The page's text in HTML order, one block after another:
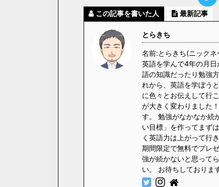
この記事を書いた人 最新記事
とらきち
名前:とらきち(ニック
英語を学んで4年の月
語の知識だったり勉強
れから、英語を学ぼう
に色々とお伝えして行
が大きく変わりました
す。 勉強がなかなか続
い目標」を作ってまず
く英語力は上がって行
期間限定で無料でプレ
強が続かないと思って
い。 お待ちしておりま